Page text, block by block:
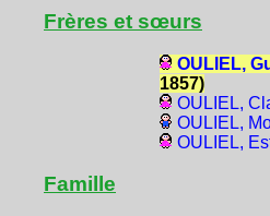
Frères et sœurs
OULIEL,
1857)
OULIEL,
OULIEL,
OULIEL,
Famille